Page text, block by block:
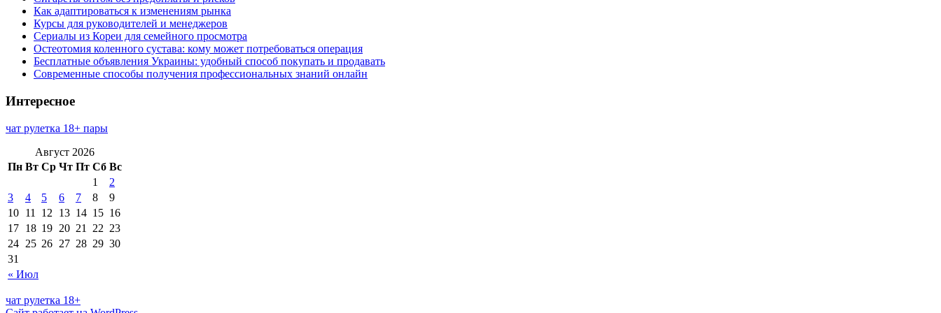
Как адаптироваться к изменениям рынка
Курсы для руководителей и менеджеров
Сериалы из Кореи для семейного просмотра
Остеотомия коленного сустава: кому может потребоваться операция
Бесплатные объявления Украины: удобный способ покупать и продавать
Современные способы получения профессиональных знаний онлайн
Интересное
чат рулетка 18+ пары
Август 2026
Пн Вт Ср Чт Пт Сб Вс
« Июл
1
2
3
4 5 6 7 8
9
10 11 12 13 14 15 16
17 18 19 20 21 22 23
24 25 26 27 28 29 30
31
чат рулетка 18+